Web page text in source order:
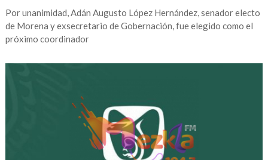
Por unanimidad, Adán Augusto López Hernández, senador electo
de Morena y exsecretario de Gobernación, fue elegido como el
próximo coordinador